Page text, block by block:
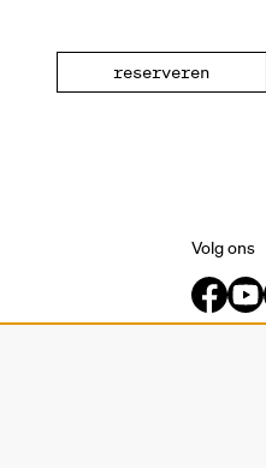
reserveren
Volg ons